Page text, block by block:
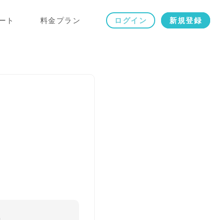
ト 料金プラン ログイン 新規登録